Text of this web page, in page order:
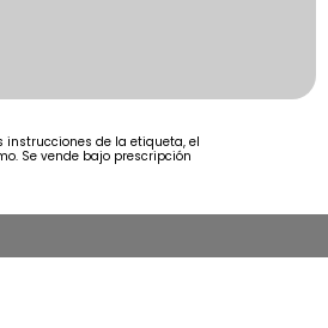
instrucciones de la etiqueta, el
Se vende bajo prescripción